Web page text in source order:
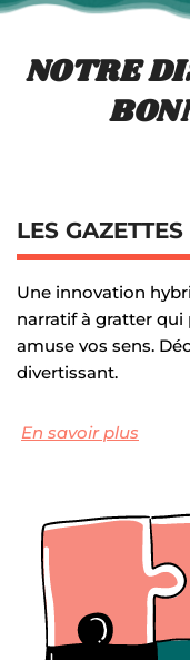
NOTRE
LES
Une innovation
narratif à gratter
amuse vos sens.
divertissant.
En savoir plus